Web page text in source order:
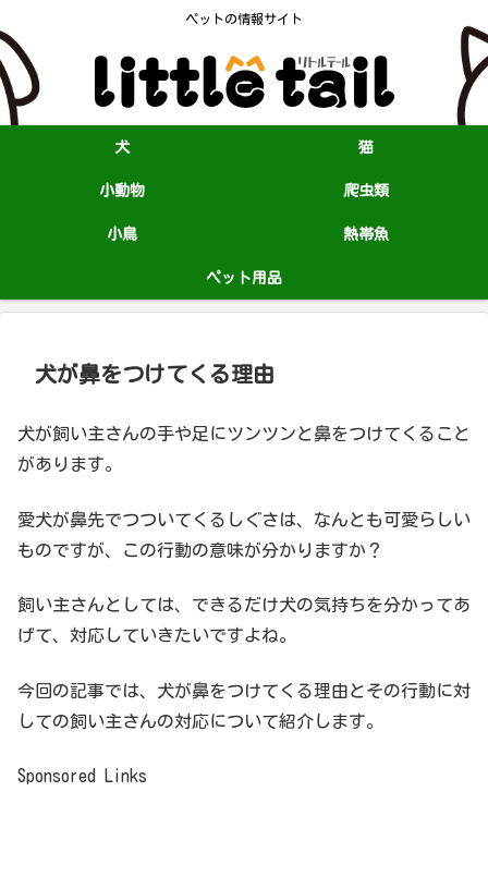
ペットの情報サイト
犬 猫
小動物 爬虫類
小鳥 熱帯魚
ペット用品
犬が鼻をつけてくる理由
犬が飼い主さんの手や足にツンツンと鼻をつけてくること
があります。
愛犬が鼻先でつついてくるしぐさは、なんとも可愛らしい
ものですが、この行動の意味が分かりますか？
飼い主さんとしては、できるだけ犬の気持ちを分かってあ
げて、対応していきたいですよね。
今回の記事では、犬が鼻をつけてくる理由とその行動に対
しての飼い主さんの対応について紹介します。
Sponsored Links